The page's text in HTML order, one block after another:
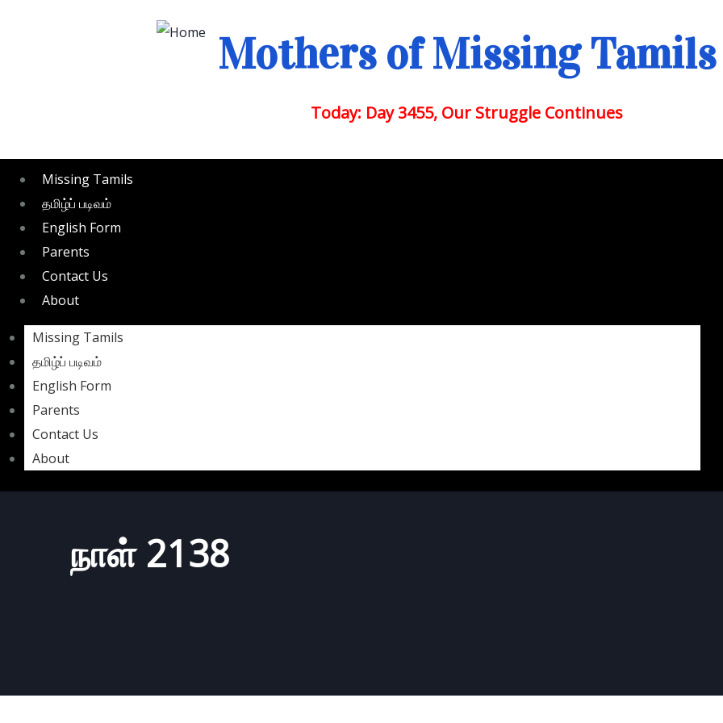
Mothers of Missing Tamils
Today: Day 3455, Our Struggle Continues
Missing Tamils
தமிழ்ப் படிவம்
English Form
Parents
Contact Us
About
Missing Tamils
தமிழ்ப் படிவம்
English Form
Parents
Contact Us
About
நாள் 2138